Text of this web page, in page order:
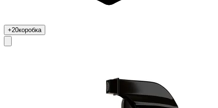
+20коробка